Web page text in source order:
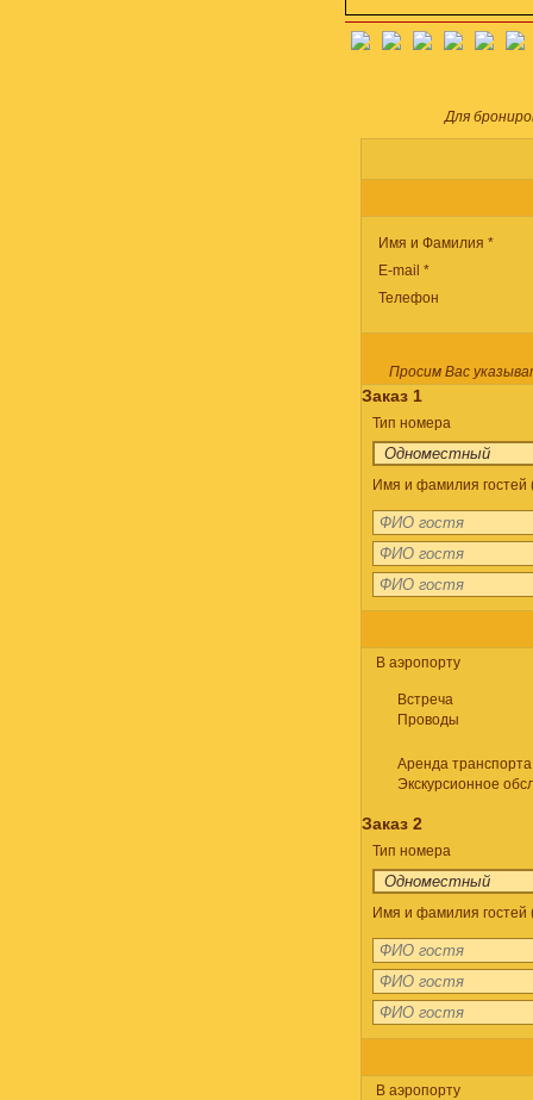
Для
Имя и Фамилия *
E-mail *
Телефон
Просим Вас
Заказ 1
Тип номера
Имя и фамилия гостей
В аэропорту
Встреча
Проводы
Аренда транспорта
Экскурсионное
Заказ 2
Тип номера
Имя и фамилия гостей
В аэропорту